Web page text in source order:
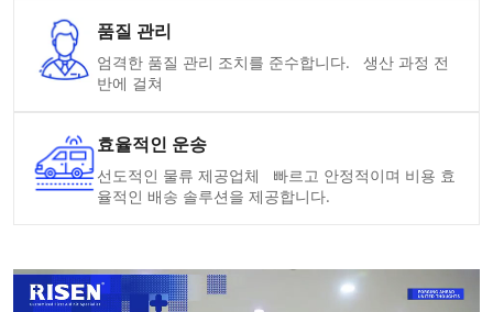
품질 관리
엄격한 품질 관리 조치를 준수합니다. 생산 과정 전
반에 걸쳐
효율적인 운송
선도적인 물류 제공업체 빠르고 안정적이며 비용 효
율적인 배송 솔루션을 제공합니다.